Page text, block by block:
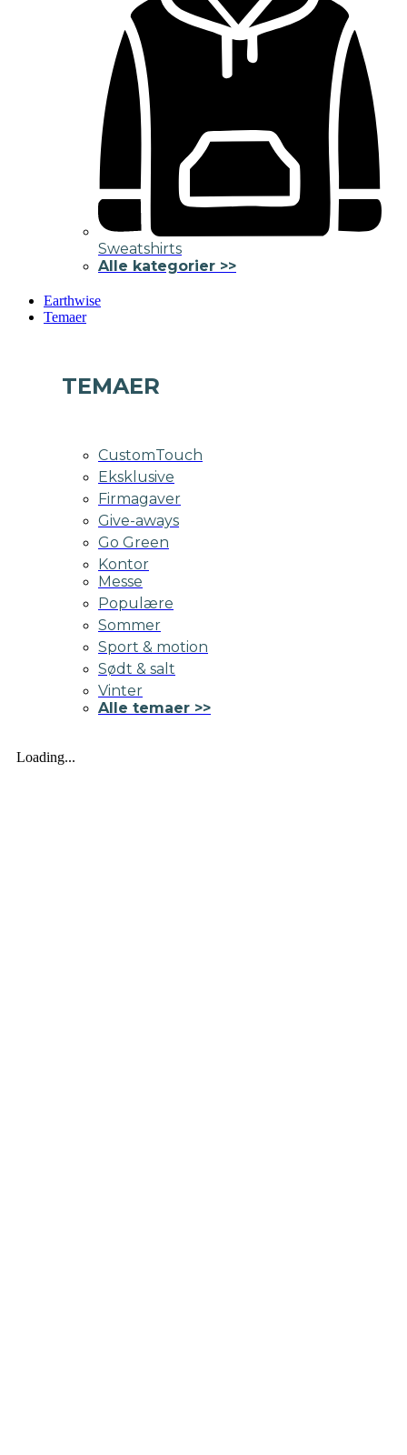
Sweatshirts
Alle kategorier >>
Earthwise
Temaer
TEMAER
CustomTouch
Eksklusive
Firmagaver
Give-aways
Go Green
Kontor
Messe
Populære
Sommer
Sport & motion
Sødt & salt
Vinter
Alle temaer >>
Loading...